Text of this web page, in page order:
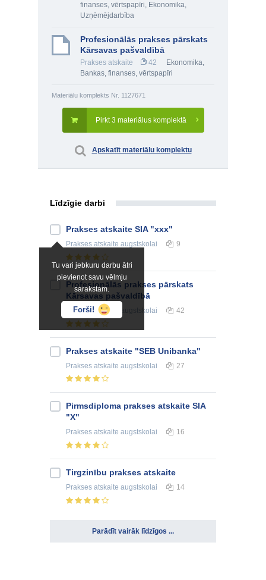
finanses, vērtspapīri, Ekonomika,
Uzņēmējdarbība
Profesionālās prakses pārskats
Kārsavas pašvaldībā
Prakses atskaite 42 Ekonomika,
Bankas, finanses, vērtspapīri
Materiālu komplekts Nr. 1127671
Pirkt 3 materiālus komplektā
Apskatīt materiālu komplektu
Līdzīgie darbi
Tu vari jebkuru darbu ātri
pievienot savu vēlmju
sarakstam.
Forši!
Prakses atskaite SIA "xxx"
Prakses atskaite augstskolai 9
Profesionālās prakses pārskats
Kārsavas pašvaldībā
Prakses atskaite augstskolai 42
Prakses atskaite "SEB Unibanka"
Prakses atskaite augstskolai 27
Pirmsdiploma prakses atskaite SIA
"X"
Prakses atskaite augstskolai 16
Tirgzinību prakses atskaite
Prakses atskaite augstskolai 14
Parādīt vairāk līdzīgos ...